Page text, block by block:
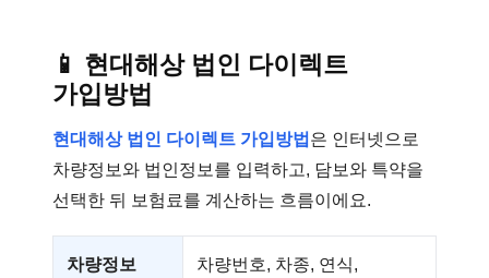
📱 현대해상 법인 다이렉트
가입방법
현대해상 법인 다이렉트 가입방법 은 인터넷으로
차량정보와 법인정보를 입력하고, 담보와 특약을
선택한 뒤 보험료를 계산하는 흐름이에요.
차량정보
차량번호, 차종, 연식,